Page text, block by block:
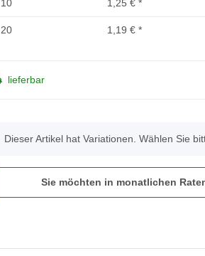
10 1,25 € *
20 1,19 € *
lieferbar
x
Dieser Artikel hat Variationen. Wählen Sie
Sie möchten in monatlichen